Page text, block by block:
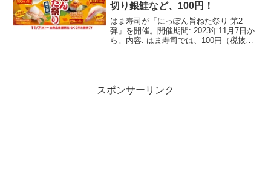
切り銀鮭など、100円！
はま寿司が「にっぽん旨ねた祭り 第2
弾」を開催。開催期間: 2023年11月7日か
ら。内容: はま寿司では、100円（税抜）
スポンサーリンク